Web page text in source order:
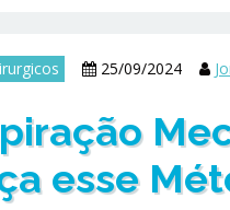
25/09/2024
esse